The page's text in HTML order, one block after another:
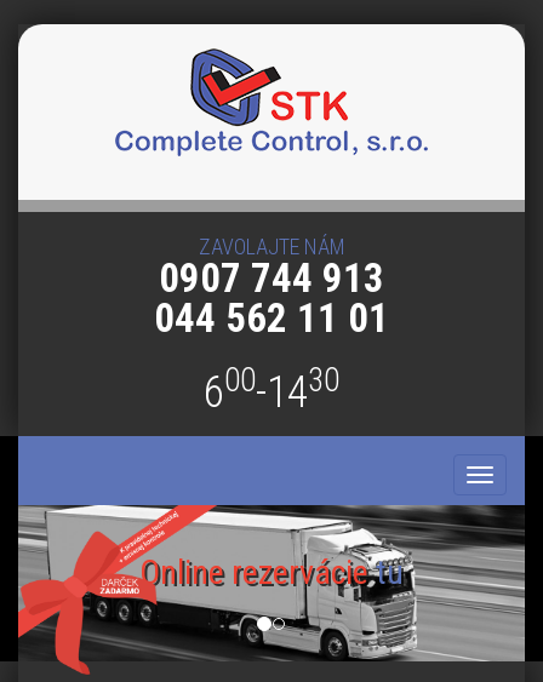
ZAVOLAJTE NÁM
0907 744 913
044 562 11 01
600-1430
Toggle
Online rezervácietu